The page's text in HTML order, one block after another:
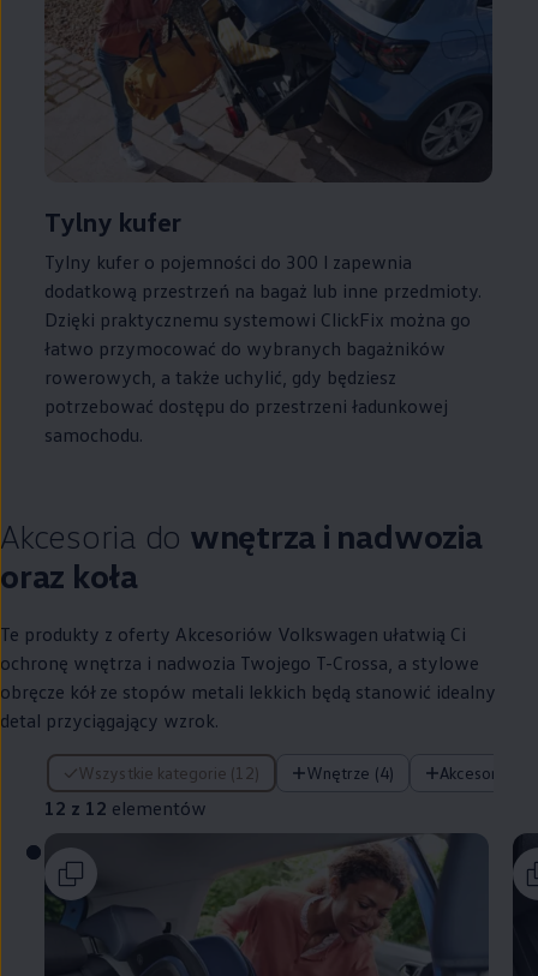
Tylny kufer
Tylny kufer o pojemności do 300 l zapewnia
dodatkową przestrzeń na bagaż lub inne przedmioty.
Dzięki praktycznemu systemowi ClickFix można go
łatwo przymocować do wybranych bagażników
rowerowych, a także uchylić, gdy będziesz
potrzebować dostępu do przestrzeni ładunkowej
samochodu.
Akcesoria do wnętrza i nadwozia
oraz koła
Te produkty z oferty Akcesoriów Volkswagen ułatwią Ci
ochronę wnętrza i nadwozia Twojego T-Crossa, a stylowe
obręcze kół ze stopów metali lekkich będą stanowić idealny
detal przyciągający wzrok.
Wszystkie kategorie (12) Wnętrze (4) Akcesoria (2)
12 z 12 elementów
12 z 12 elementów